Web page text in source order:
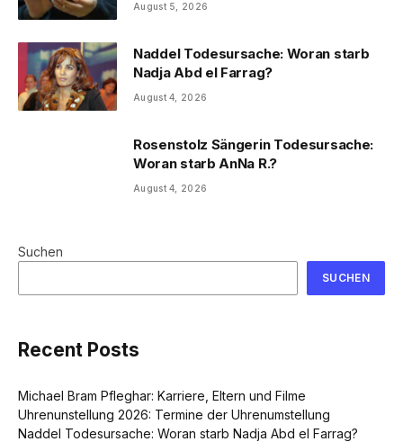
August 5, 2026
Naddel Todesursache: Woran starb
Nadja Abd el Farrag?
August 4, 2026
Rosenstolz Sängerin Todesursache:
Woran starb AnNa R.?
August 4, 2026
Suchen
SUCHEN
Recent Posts
Michael Bram Pfleghar: Karriere, Eltern und Filme
Uhrenunstellung 2026: Termine der Uhrenumstellung
Naddel Todesursache: Woran starb Nadja Abd el Farrag?